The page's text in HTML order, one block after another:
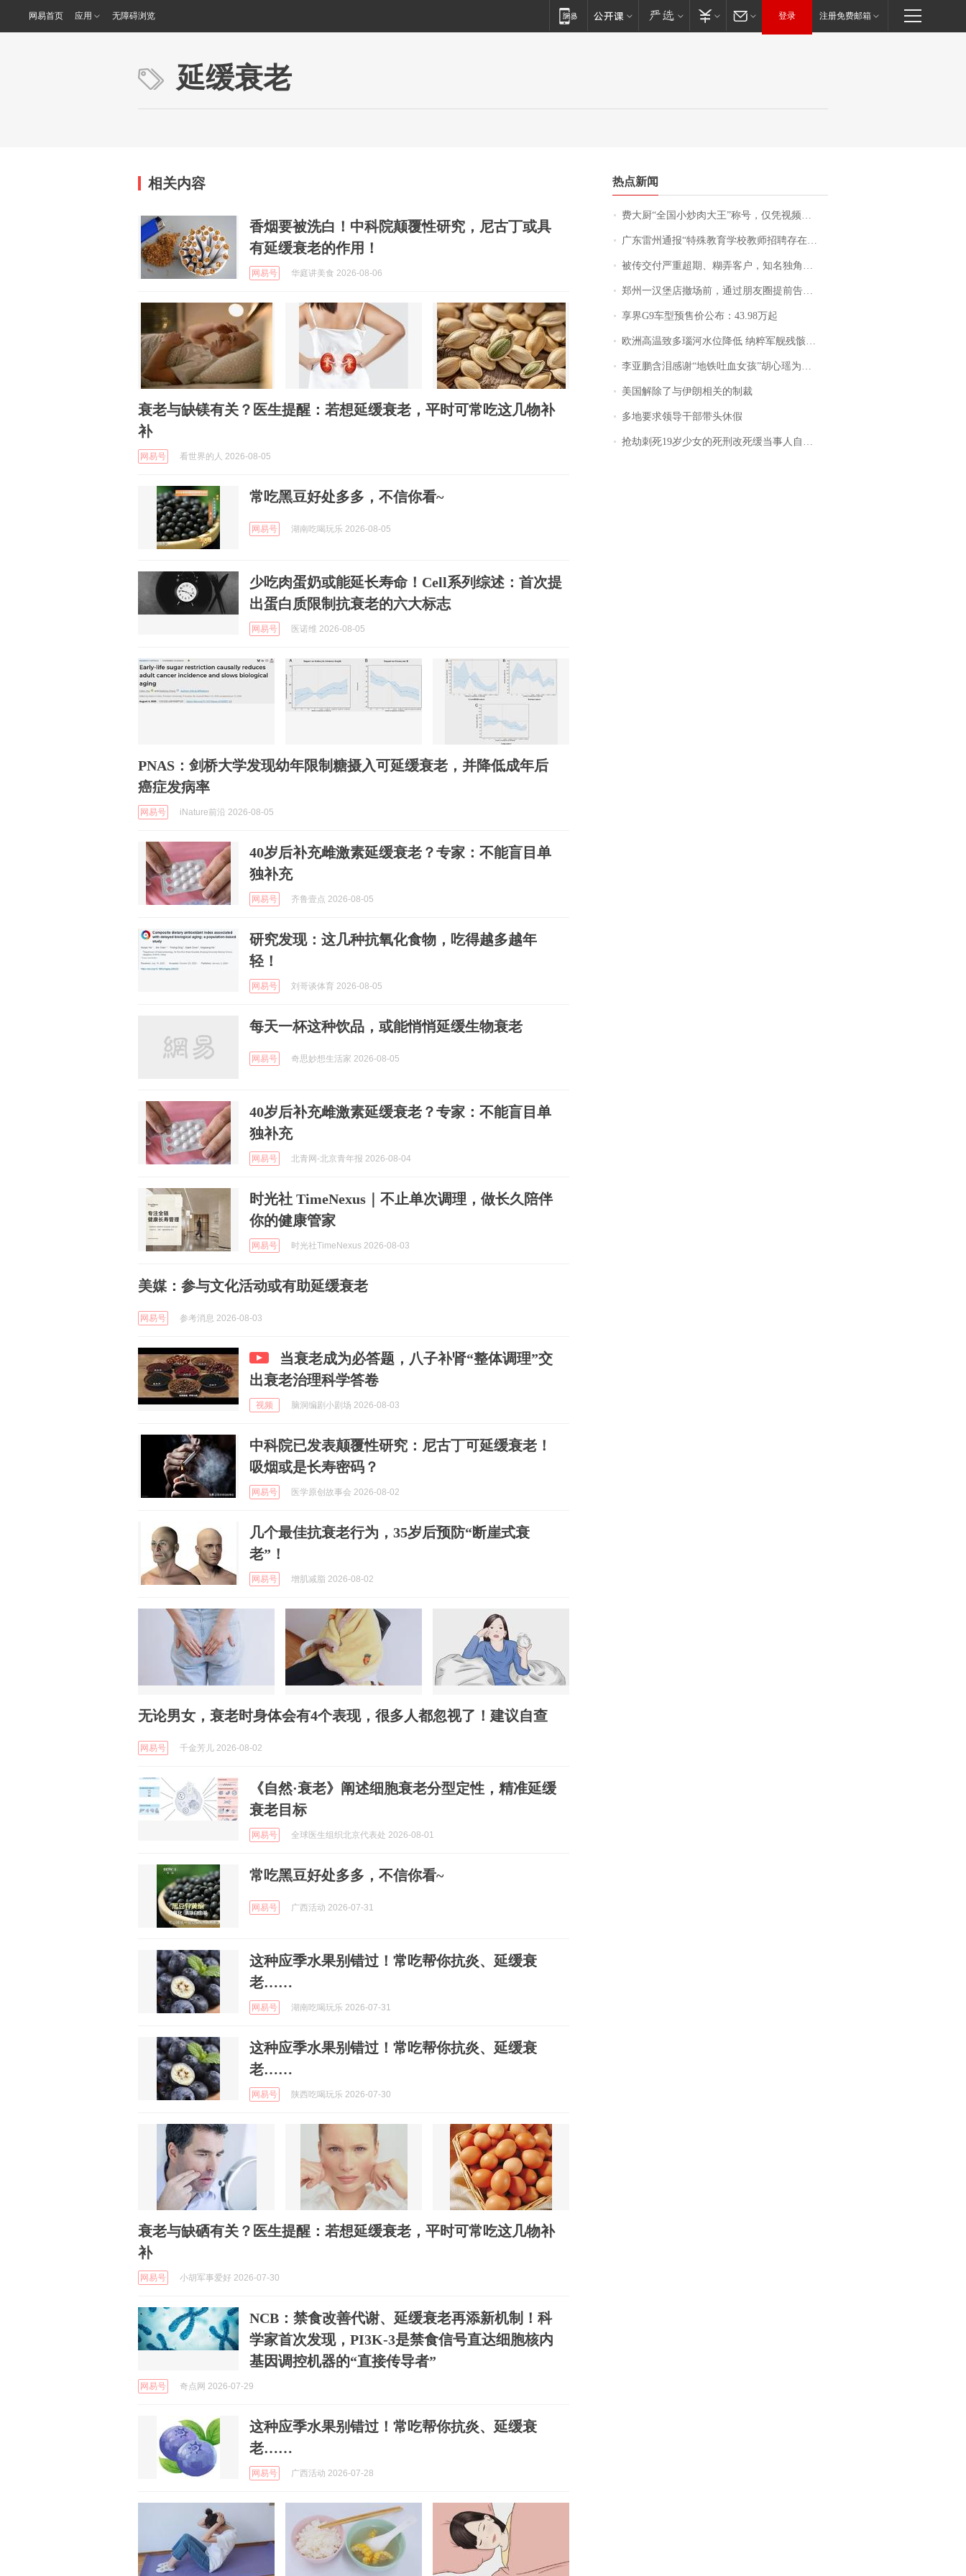
网易首页 应用 无障碍浏览 登录 注册免费邮箱
延缓衰老
相关内容
香烟要被洗白！中科院颠覆性研究，尼古丁或具
有延缓衰老的作用！
网易号 华庭讲美食 2026-08-06
衰老与缺镁有关？医生提醒：若想延缓衰老，平时可常吃这几物补
补
网易号 看世界的人 2026-08-05
常吃黑豆好处多多，不信你看~
网易号 湖南吃喝玩乐 2026-08-05
少吃肉蛋奶或能延长寿命！Cell系列综述：首次提
出蛋白质限制抗衰老的六大标志
网易号 医诺维 2026-08-05
PNAS：剑桥大学发现幼年限制糖摄入可延缓衰老，并降低成年后
癌症发病率
网易号 iNature前沿 2026-08-05
40岁后补充雌激素延缓衰老？专家：不能盲目单
独补充
网易号 齐鲁壹点 2026-08-05
研究发现：这几种抗氧化食物，吃得越多越年
轻！
网易号 刘哥谈体育 2026-08-05
每天一杯这种饮品，或能悄悄延缓生物衰老
网易号 奇思妙想生活家 2026-08-05
40岁后补充雌激素延缓衰老？专家：不能盲目单
独补充
网易号 北青网-北京青年报 2026-08-04
时光社 TimeNexus｜不止单次调理，做长久陪伴
你的健康管家
网易号 时光社TimeNexus 2026-08-03
美媒：参与文化活动或有助延缓衰老
网易号 参考消息 2026-08-03
当衰老成为必答题，八子补肾“整体调理”交
出衰老治理科学答卷
视频 脑洞编剧小剧场 2026-08-03
中科院已发表颠覆性研究：尼古丁可延缓衰老！
吸烟或是长寿密码？
网易号 医学原创故事会 2026-08-02
几个最佳抗衰老行为，35岁后预防“断崖式衰
老”！
网易号 增肌减脂 2026-08-02
无论男女，衰老时身体会有4个表现，很多人都忽视了！建议自查
网易号 千金芳儿 2026-08-02
《自然·衰老》阐述细胞衰老分型定性，精准延缓
衰老目标
网易号 全球医生组织北京代表处 2026-08-01
常吃黑豆好处多多，不信你看~
网易号 广西活动 2026-07-31
这种应季水果别错过！常吃帮你抗炎、延缓衰
老……
网易号 湖南吃喝玩乐 2026-07-31
这种应季水果别错过！常吃帮你抗炎、延缓衰
老……
网易号 陕西吃喝玩乐 2026-07-30
衰老与缺硒有关？医生提醒：若想延缓衰老，平时可常吃这几物补
补
网易号 小胡军事爱好 2026-07-30
NCB：禁食改善代谢、延缓衰老再添新机制！科
学家首次发现，PI3K-3是禁食信号直达细胞核内
基因调控机器的“直接传导者”
网易号 奇点网 2026-07-29
这种应季水果别错过！常吃帮你抗炎、延缓衰
老……
网易号 广西活动 2026-07-28
热点新闻
费大厨“全国小炒肉大王”称号，仅凭视频评出？中国烹饪协会回应
广东雷州通报“特殊教育学校教师招聘存在违规行为”：已启动问责程序 副校长被停职
被传交付严重超期、糊弄客户，知名独角兽车企创始人回应：都没证据，将依法采取措施，“本人长期与美国交管局保持沟通，对方表示肯定”
郑州一汉堡店撤场前，通过朋友圈提前告知逐一退费，有顾客仅剩1元也全被退回，分文不少；顾客：言而有信，让人感动
享界G9车型预售价公布：43.98万起
欧洲高温致多瑙河水位降低 纳粹军舰残骸重见天日
李亚鹏含泪感谢“地铁吐血女孩”胡心瑶为嫣然天使捐99999元：这份捐赠太沉重，尊重其捐赠意愿，个人向胡心瑶和她的病友之家各捐赠99999元
美国解除了与伊朗相关的制裁
多地要求领导干部带头休假
抢劫刺死19岁少女的死刑改死缓当事人自述：出狱11年间始终刻意躲避被害人家属